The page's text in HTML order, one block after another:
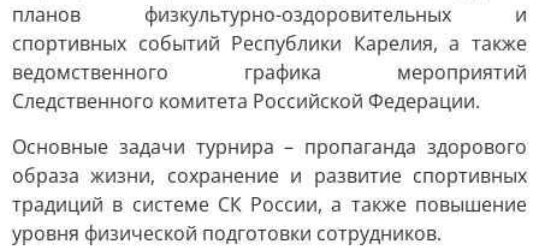
планов физкультурно-оздоровительных и
спортивных событий Республики Карелия, а также
ведомственного графика мероприятий
Следственного комитета Российской Федерации.
Основные задачи турнира – пропаганда здорового
образа жизни, сохранение и развитие спортивных
традиций в системе СК России, а также повышение
уровня физической подготовки сотрудников.